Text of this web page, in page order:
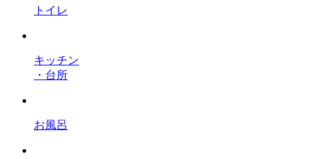
トイレ
キッチン
・台所
お風呂